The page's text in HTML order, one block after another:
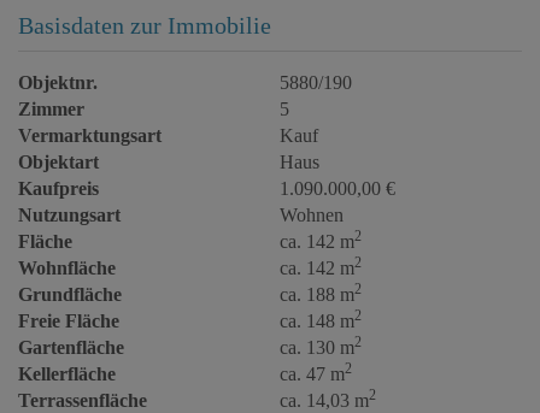
Basisdaten zur Immobilie
Objektnr.
5880/190
Zimmer
5
Vermarktungsart
Kauf
Objektart
Haus
Kaufpreis
1.090.000,00 €
Nutzungsart
Wohnen
Fläche
ca. 142 m2
Wohnfläche ca. 142 m2
Grundfläche ca. 188 m2
Freie Fläche ca. 148 m2
Gartenfläche ca. 130 m2
Kellerfläche ca. 47 m2
Terrassenfläche ca. 14,03 m2